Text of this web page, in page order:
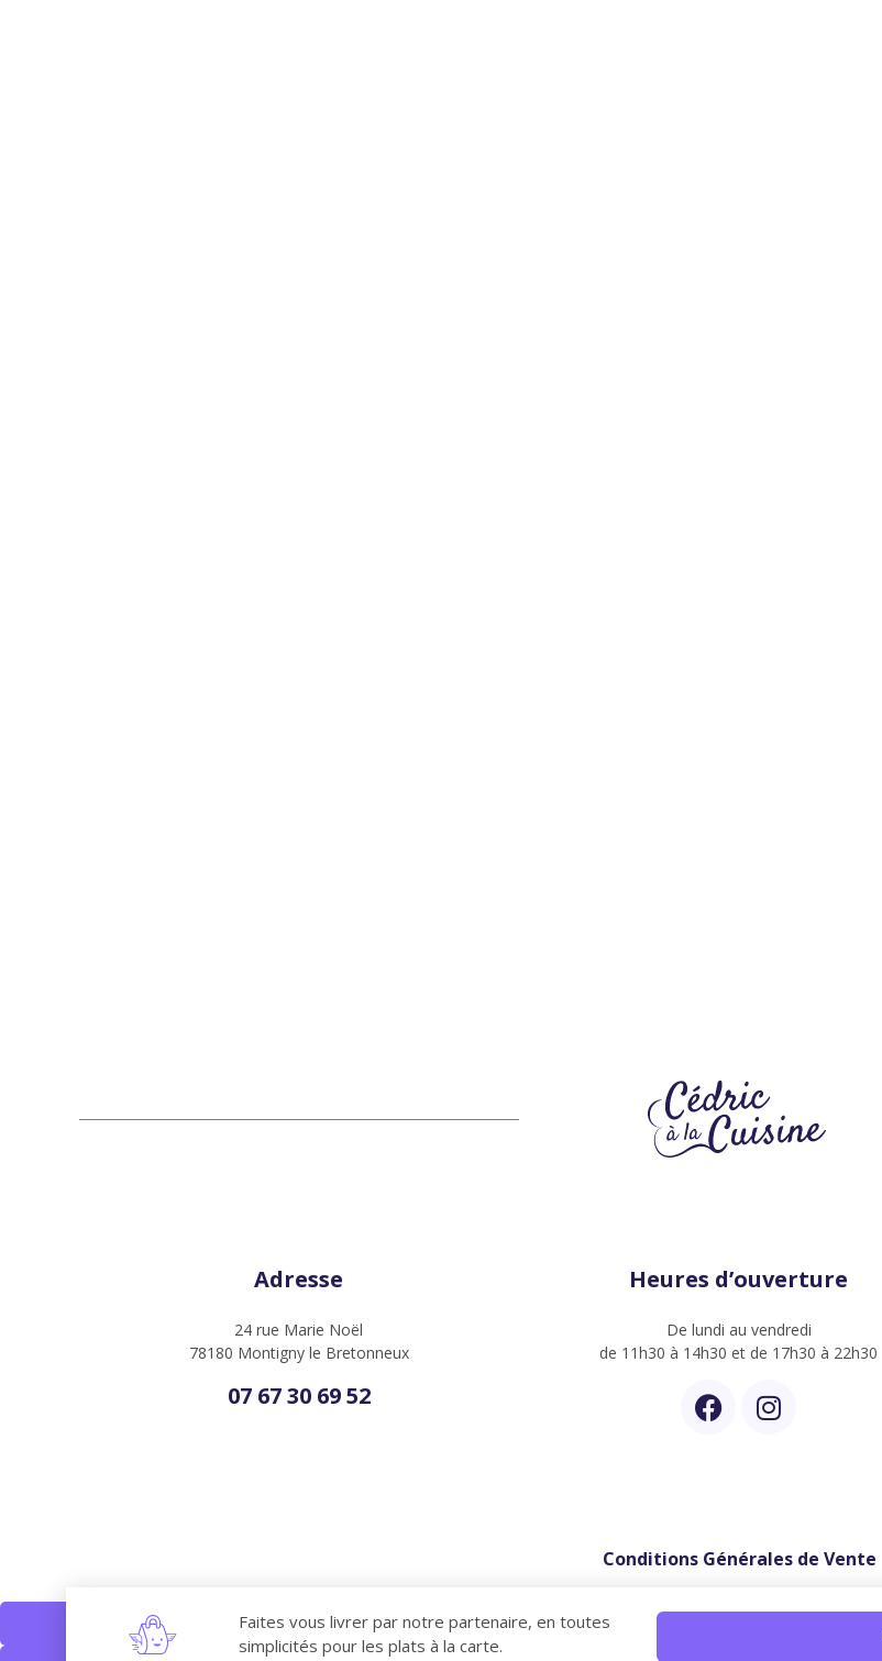
Adresse
24 rue Marie Noël
78180 Montigny le Bretonneux
07 67 30 69 52
Heures d’ouverture
De lundi au vendredi
de 11h30 à 14h30 et de 17h30 à 22h30
Conditions Générales de Vente
Faites vous livrer par notre partenaire, en toutes
simplicités pour les plats à la carte.